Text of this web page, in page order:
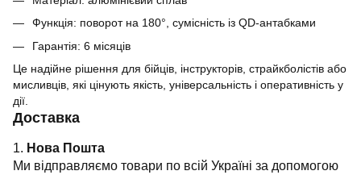
Функція: поворот на 180°, сумісність із QD-антабками
Гарантія: 6 місяців
Це надійне рішення для бійців, інструкторів, страйкболістів або
мисливців, які цінують якість, універсальність і оперативність у
дії.
Доставка
1. Нова Пошта
Ми відправляємо товари по всій Україні за допомогою